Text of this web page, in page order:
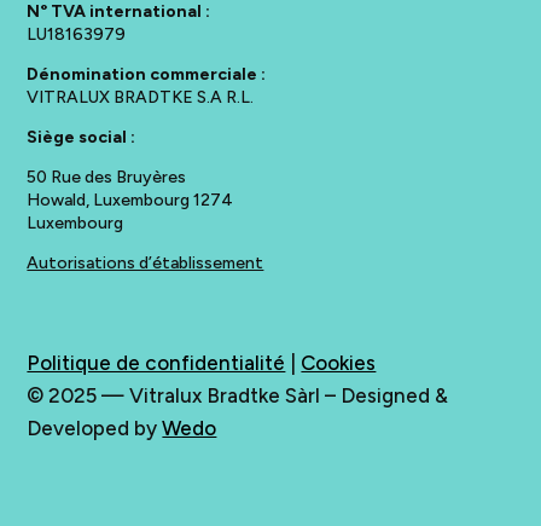
N° TVA international :
LU18163979
Dénomination commerciale :
VITRALUX BRADTKE S.A R.L.
Siège social :
50 Rue des Bruyères
Howald, Luxembourg 1274
Luxembourg
Autorisations d’établissement
© 2025 —Vitralux Bradtke Sàrl – Designed &
Developed byWedo
Politique de confidentialité Cookies